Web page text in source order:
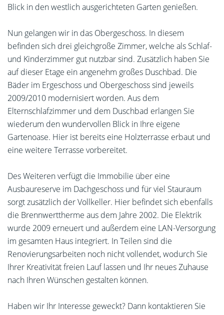
Blick in den westlich ausgerichteten Garten genießen.
Nun gelangen wir in das Obergeschoss. In diesem
befinden sich drei gleichgroße Zimmer, welche als Schlaf-
und Kinderzimmer gut nutzbar sind. Zusätzlich haben Sie
auf dieser Etage ein angenehm großes Duschbad. Die
Bäder im Ergeschoss und Obergeschoss sind jeweils
2009/2010 modernisiert worden. Aus dem
Elternschlafzimmer und dem Duschbad erlangen Sie
wiederum den wundervollen Blick in Ihre eigene
Gartenoase. Hier ist bereits eine Holzterrasse erbaut und
eine weitere Terrasse vorbereitet.
Des Weiteren verfügt die Immobilie über eine
Ausbaureserve im Dachgeschoss und für viel Stauraum
sorgt zusätzlich der Vollkeller. Hier befindet sich ebenfalls
die Brennwerttherme aus dem Jahre 2002. Die Elektrik
wurde 2009 erneuert und außerdem eine LAN-Versorgung
im gesamten Haus integriert. In Teilen sind die
Renovierungsarbeiten noch nicht vollendet, wodurch Sie
Ihrer Kreativität freien Lauf lassen und Ihr neues Zuhause
nach Ihren Wünschen gestalten können.
Haben wir Ihr Interesse geweckt? Dann kontaktieren Sie